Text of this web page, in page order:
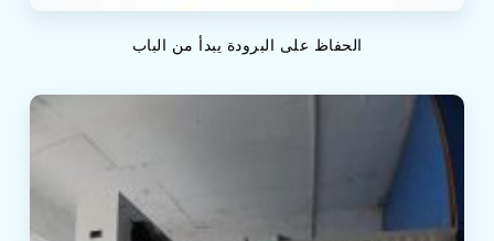
الحفاظ على البرودة يبدأ من الباب